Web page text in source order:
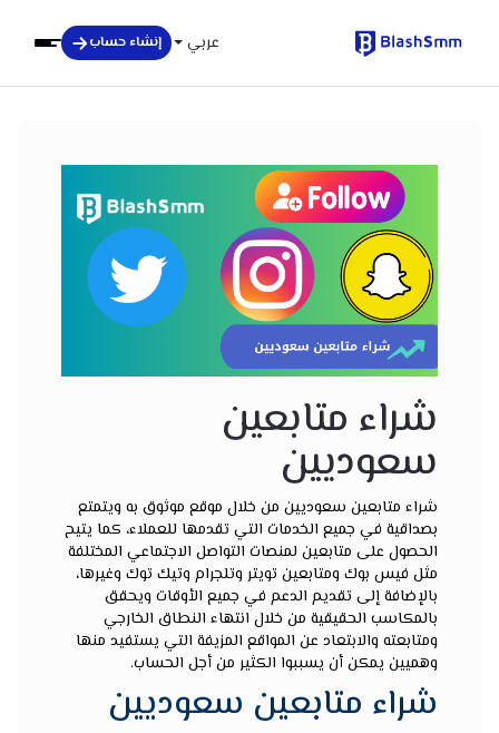
عربي إنشاء حساب
شراء متابعين
سعوديين
شراء متابعين سعوديين من خلال موقع موثوق به ويتمتع
بصداقية في جميع الخدمات التي تقدمها للعملاء، كما يتيح
الحصول على متابعين لمنصات التواصل الاجتماعي المختلفة
مثل فيس بوك ومتابعين تويتر وتلجرام وتيك توك وغيرها،
بالإضافة إلى تقديم الدعم في جميع الأوقات ويحقق
بالمكاسب الحقيقية من خلال انتهاء النطاق الخارجي
ومتابعته والابتعاد عن المواقع المزيفة التي يستفيد منها
وهميين يمكن أن يسببوا الكثير من أجل الحساب.
شراء متابعين سعوديين